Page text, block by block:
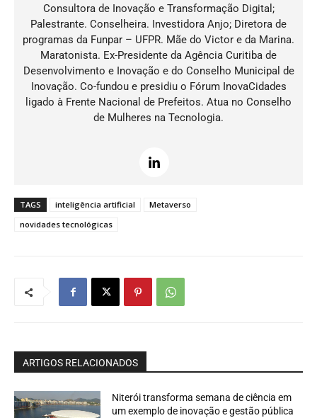
Consultora de Inovação e Transformação Digital;
Palestrante. Conselheira. Investidora Anjo; Diretora de
programas da Funpar – UFPR. Mãe do Victor e da Marina.
Maratonista. Ex-Presidente da Agência Curitiba de
Desenvolvimento e Inovação e do Conselho Municipal de
Inovação. Co-fundou e presidiu o Fórum InovaCidades
ligado à Frente Nacional de Prefeitos. Atua no Conselho
de Mulheres na Tecnologia.
TAGS inteligência artificial
Metaverso
novidades tecnológicas
ARTIGOS RELACIONADOS
Niterói transforma semana de ciência em
um exemplo de inovação e gestão pública